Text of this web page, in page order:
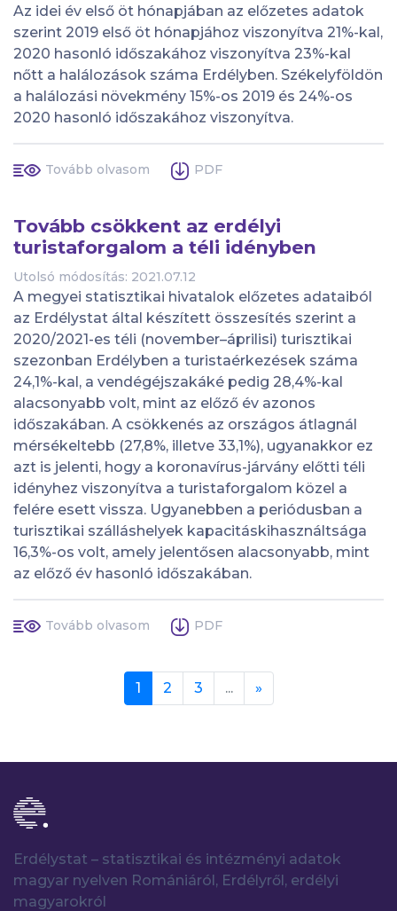
Az idei év első öt hónapjában az előzetes adatok
szerint 2019 első öt hónapjához viszonyítva 21%-kal,
2020 hasonló időszakához viszonyítva 23%-kal
nőtt a halálozások száma Erdélyben. Székelyföldön
a halálozási növekmény 15%-os 2019 és 24%-os
2020 hasonló időszakához viszonyítva.
Tovább olvasom PDF
Tovább csökkent az erdélyi
turistaforgalom a téli idényben
Utolsó módosítás: 2021.07.12
A megyei statisztikai hivatalok előzetes adataiból
az Erdélystat által készített összesítés szerint a
2020/2021-es téli (november–áprilisi) turisztikai
szezonban Erdélyben a turistaérkezések száma
24,1%-kal, a vendégéjszakáké pedig 28,4%-kal
alacsonyabb volt, mint az előző év azonos
időszakában. A csökkenés az országos átlagnál
mérsékeltebb (27,8%, illetve 33,1%), ugyanakkor ez
azt is jelenti, hogy a koronavírus-járvány előtti téli
idényhez viszonyítva a turistaforgalom közel a
felére esett vissza. Ugyanebben a periódusban a
turisztikai szálláshelyek kapacitáskihasználtsága
16,3%-os volt, amely jelentősen alacsonyabb, mint
az előző év hasonló időszakában.
Tovább olvasom PDF
1 2 3 ... »Next
Erdélystat – statisztikai és intézményi adatok
magyar nyelven Romániáról, Erdélyről, erdélyi
magyarokról